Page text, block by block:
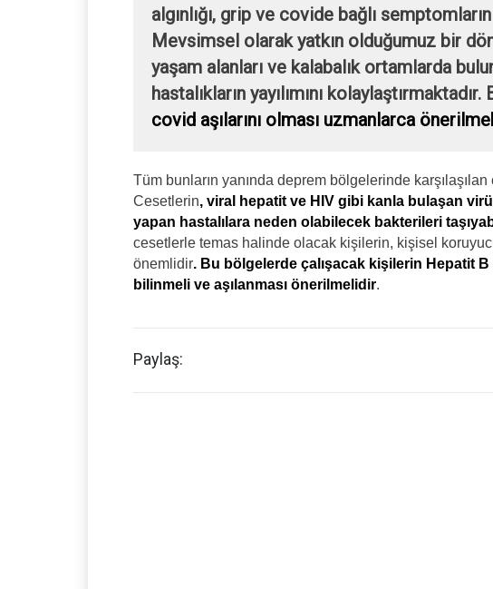
algınlığı, grip ve covide bağlı
Mevsimsel olarak yatkın olduğumuz bir
yaşam alanları ve kalabalık ortamlarda
hastalıkların yayılımını
covid aşılarını olması uzmanlarca
Tüm bunların yanında deprem bölgelerinde
Cesetlerin, viral hepatit ve HIV gibi kanla bulaşan
yapan hastalılara neden olabilecek bakterileri
cesetlerle temas halinde olacak kişilerin, kişisel
önemlidir. Bu bölgelerde çalışacak kişilerin Hepatit B
bilinmeli ve aşılanması önerilmelidir.
Paylaş: